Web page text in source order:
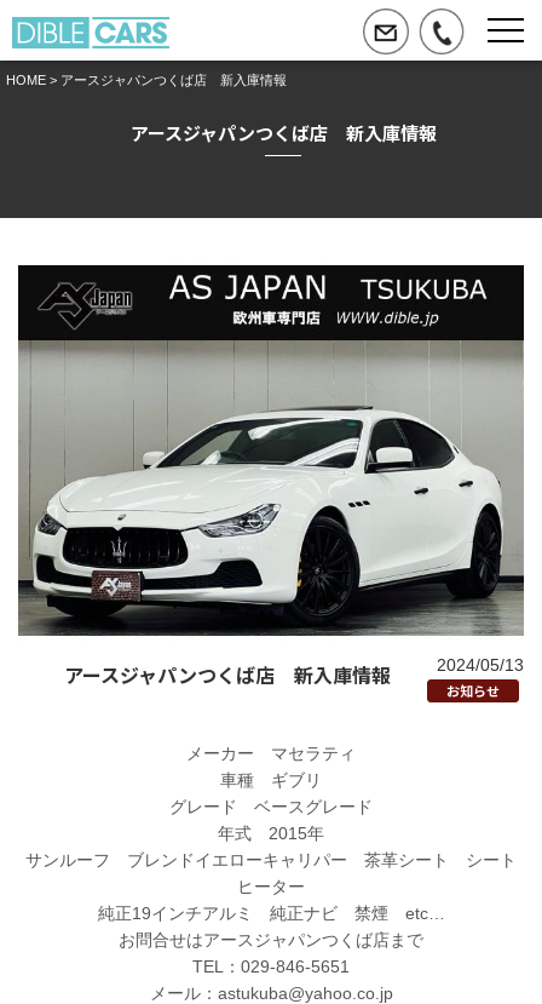
HOME > アースジャパンつくば店 新入庫情報
アースジャパンつくば店 新入庫情報
アースジャパンつくば店 新入庫情報
2024/05/13
お知らせ
メーカー マセラティ
車種 ギブリ
グレード ベースグレード
年式 2015年
サンルーフ ブレンドイエローキャリパー 茶革シート シート
ヒーター
純正19インチアルミ 純正ナビ 禁煙 etc…
お問合せはアースジャパンつくば店まで
TEL：029-846-5651
メール：astukuba@yahoo.co.jp